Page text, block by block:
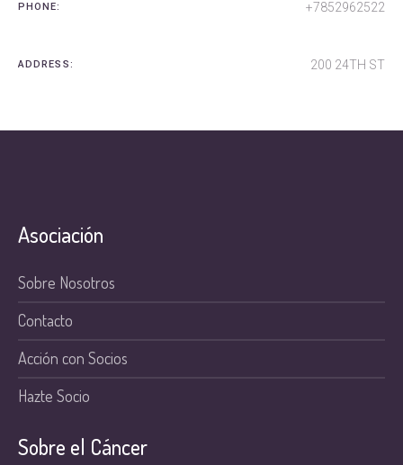
PHONE: +7852962522
ADDRESS: 200 24TH ST
Asociación
Sobre Nosotros
Contacto
Acción con Socios
Hazte Socio
Sobre el Cáncer